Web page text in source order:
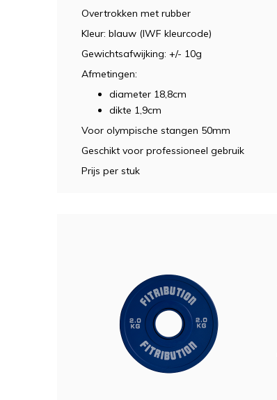
Overtrokken met rubber
Kleur: blauw (IWF kleurcode)
Gewichtsafwijking: +/- 10g
Afmetingen:
diameter 18,8cm
dikte 1,9cm
Voor olympische stangen 50mm
Geschikt voor professioneel gebruik
Prijs per stuk